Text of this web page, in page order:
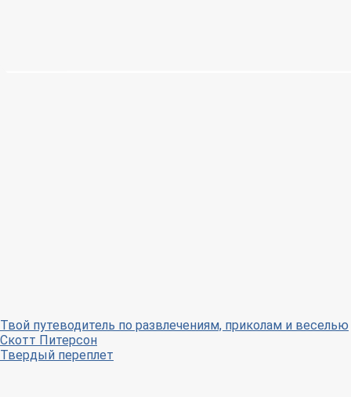
Твой путеводитель по развлечениям, приколам и веселью
Скотт Питерсон
Твердый переплет